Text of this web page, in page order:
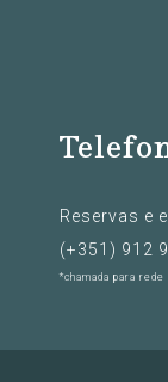
Reservas e
(+351) ‭912
*chamada para